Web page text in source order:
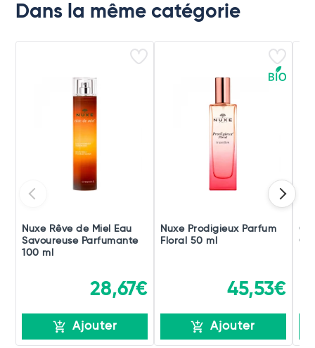
Dans la même catégorie
Nuxe Rêve de Miel Eau
Savoureuse Parfumante
100 ml
28,67€
Ajouter
Nuxe Prodigieux Parfum
Floral 50 ml
45,53€
Ajouter